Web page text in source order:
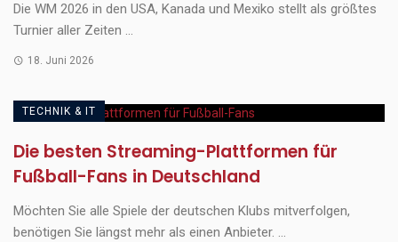
Die WM 2026 in den USA, Kanada und Mexiko stellt als größtes
Turnier aller Zeiten ...
18. Juni 2026
TECHNIK & IT
Die besten Streaming-Plattformen für
Fußball-Fans in Deutschland
Möchten Sie alle Spiele der deutschen Klubs mitverfolgen,
benötigen Sie längst mehr als einen Anbieter. ...